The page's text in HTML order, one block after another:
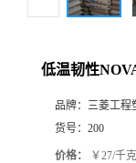
低温韧性
品牌： 三菱工程
货号： 200
价格： ￥27/千克